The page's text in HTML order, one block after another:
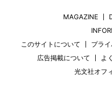
MAGAZINE
このサイトについて
プラ
広告掲載について
よ
光文社オフ